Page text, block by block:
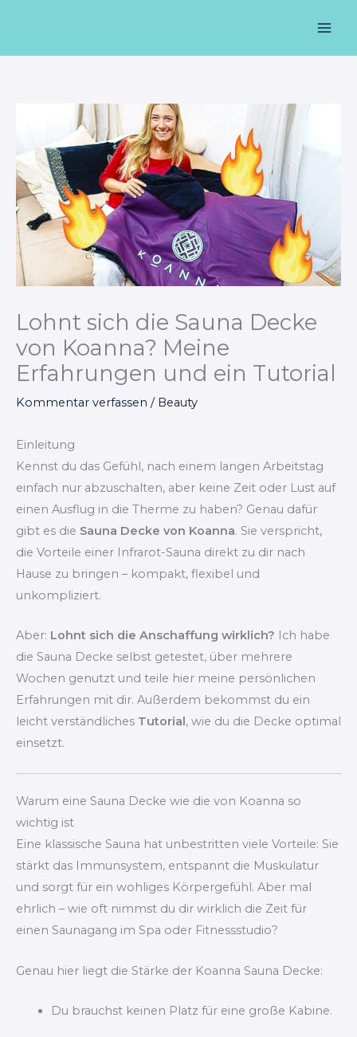
springen
Lohnt sich die Sauna Decke
von Koanna? Meine
Erfahrungen und ein Tutorial
Kommentar verfassen / Beauty
Einleitung
Kennst du das Gefühl, nach einem langen Arbeitstag
einfach nur abzuschalten, aber keine Zeit oder Lust auf
einen Ausflug in die Therme zu haben? Genau dafür
gibt es die Sauna Decke von Koanna. Sie verspricht,
die Vorteile einer Infrarot-Sauna direkt zu dir nach
Hause zu bringen – kompakt, flexibel und
unkompliziert.
Aber: Lohnt sich die Anschaffung wirklich? Ich habe
die Sauna Decke selbst getestet, über mehrere
Wochen genutzt und teile hier meine persönlichen
Erfahrungen mit dir. Außerdem bekommst du ein
leicht verständliches Tutorial, wie du die Decke optimal
einsetzt.
Warum eine Sauna Decke wie die von Koanna so
wichtig ist
Eine klassische Sauna hat unbestritten viele Vorteile: Sie
stärkt das Immunsystem, entspannt die Muskulatur
und sorgt für ein wohliges Körpergefühl. Aber mal
ehrlich – wie oft nimmst du dir wirklich die Zeit für
einen Saunagang im Spa oder Fitnessstudio?
Genau hier liegt die Stärke der Koanna Sauna Decke:
Du brauchst keinen Platz für eine große Kabine.